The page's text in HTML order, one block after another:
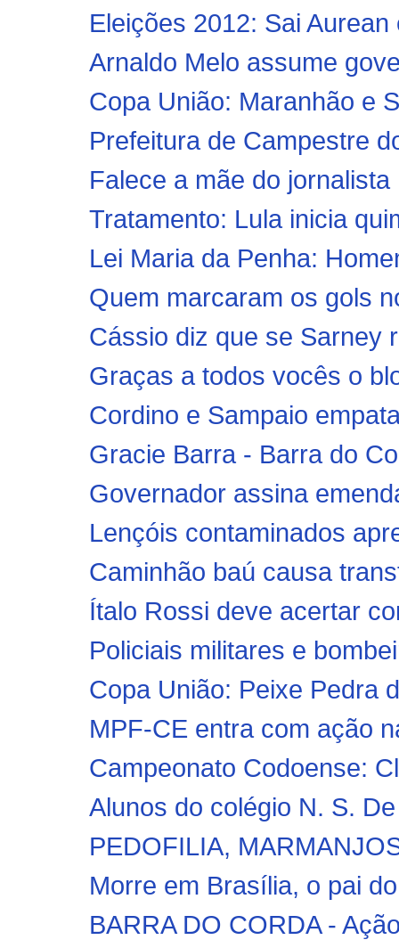
Eleições 2012: Sai
Arnaldo Melo assume
Copa União: Maranhão e
Prefeitura de Campestre
Falece a mãe do
Tratamento: Lula inicia
Lei Maria da Penha:
Quem marcaram os gols
Cássio diz que se Sarney
Graças a todos vocês o
Cordino e Sampaio
Gracie Barra - Barra do
Governador assina
Lençóis contaminados
Caminhão baú causa
Ítalo Rossi deve acertar
Policiais militares e
Copa União: Peixe Pedra
MPF-CE entra com ação
Campeonato Codoense:
Alunos do colégio N. S.
PEDOFILIA,
Morre em Brasília, o pai
BARRA DO CORDA -